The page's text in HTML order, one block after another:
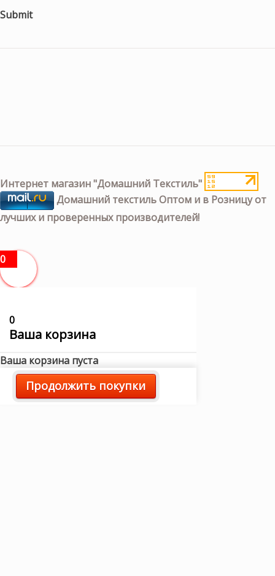
Submit
Интернет магазин "Домашний Текстиль"
Домашний текстиль Оптом и в Розницу от
лучших и проверенных производителей!
0
0
Ваша корзина
Ваша корзина пуста
Продолжить покупки